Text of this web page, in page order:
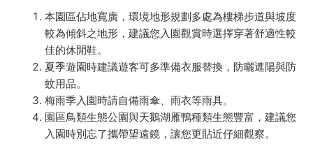
本園區佔地寬廣，環境地形規劃多處為樓梯步道與坡度
較為傾斜之地形，建議您入園觀賞時選擇穿著舒適性較
佳的休閒鞋。
夏季遊園時建議遊客可多準備衣服替換，防曬遮陽與防
蚊用品。
梅雨季入園時請自備雨傘、雨衣等雨具。
園區鳥類生態公園與天鵝湖雁鴨種類生態豐富，建議您
入園時別忘了攜帶望遠鏡，讓您更貼近仔細觀察。